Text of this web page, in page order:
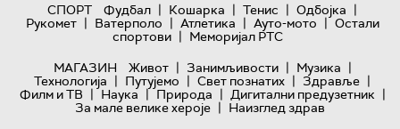
СПОРТ
Фудбал | Кошарка | Тенис | Одбојка |
Рукомет | Ватерполо | Атлетика | Ауто-мото | Остали
спортови | Меморијал РТС
МАГАЗИН
Живот | Занимљивости | Музика |
Технологијa | Путујемо | Свет познатих | Здравље |
Филм и ТВ | Наука | Природа | Дигитални предузетник |
За мале велике хероје | Наизглед здрав